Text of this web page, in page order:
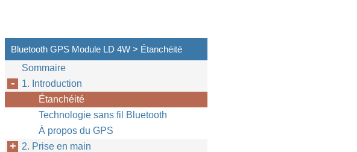
Bluetooth GPS Module LD 4W > Étanchéité
Sommaire
1. Introduction
Étanchéité
Technologie sans fil Bluetooth
À propos du GPS
2. Prise en main